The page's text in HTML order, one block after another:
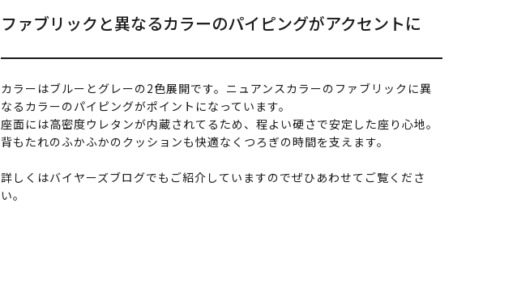
ファブリックと異なるカラーのパイピングがアクセントに
カラーはブルーとグレーの2色展開です。ニュアンスカラーのファブリックに異
なるカラーのパイピングがポイントになっています。
座面には高密度ウレタンが内蔵されてるため、程よい硬さで安定した座り心地。
背もたれのふかふかのクッションも快適なくつろぎの時間を支えます。
詳しくはバイヤーズブログでもご紹介していますのでぜひあわせてご覧くださ
い。